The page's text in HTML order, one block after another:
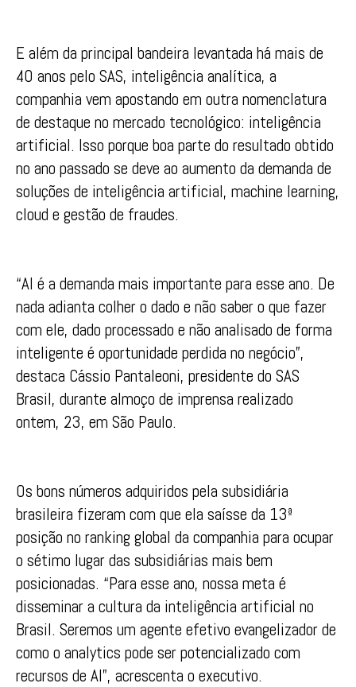
E além da principal bandeira levantada há mais de
40 anos pelo SAS, inteligência analítica, a
companhia vem apostando em outra nomenclatura
de destaque no mercado tecnológico: inteligência
artificial. Isso porque boa parte do resultado obtido
no ano passado se deve ao aumento da demanda de
soluções de inteligência artificial, machine learning,
cloud e gestão de fraudes.
“AI é a demanda mais importante para esse ano. De
nada adianta colher o dado e não saber o que fazer
com ele, dado processado e não analisado de forma
inteligente é oportunidade perdida no negócio”,
destaca Cássio Pantaleoni, presidente do SAS
Brasil, durante almoço de imprensa realizado
ontem, 23, em São Paulo.
Os bons números adquiridos pela subsidiária
brasileira fizeram com que ela saísse da 13ª
posição no ranking global da companhia para ocupar
o sétimo lugar das subsidiárias mais bem
posicionadas. “Para esse ano, nossa meta é
disseminar a cultura da inteligência artificial no
Brasil. Seremos um agente efetivo evangelizador de
como o analytics pode ser potencializado com
recursos de AI”, acrescenta o executivo.